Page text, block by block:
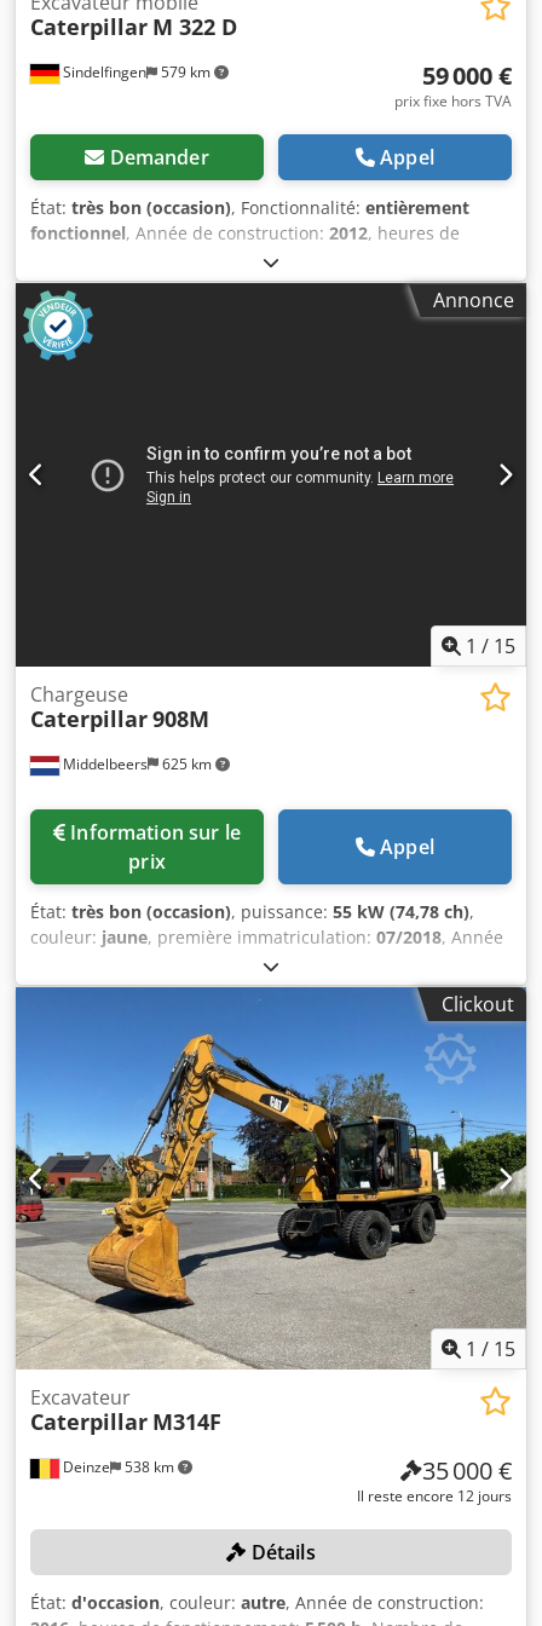
Sindelfingen 579 km
Caterpillar M 322 D
59 000 €
prix fixe hors TVA
Demander Appel
État: très bon (occasion), Fonctionnalité: entièrement
fonctionnel, Année de construction: 2012, heures de
, * 13 300 heures * Support
combiné (lame et stabilisateur) * Flèche réglable * Attache
rapide Lehnhoff HS 10 Chjdpfxewmbtfs Aiioa * Poids en
ordre de marche : 22 000 kg * Excellent état
Annonce
1 / 15
Middelbeers 625 km
Chargeuse
Caterpillar908M
prix
Appel
État: très bon (occasion), puissance: 55 kW (74,78 ch),
couleur: jaune, première immatriculation: 07/2018, Année
, heures de fonctionnement:
Équipement:cabine, ordinateur de bord, Année du
modèle : 2018 Nombre de cylindres : 3 Chodpfxey A Tn He
Aiiea Poids à vide : 6 460 kg Nombre de soupapes : 3
Marquage CE : oui État technique : très bon État visuel :
très bon Prix : Sur demande Numéro de série :
CAT0908MAH8803391 = Autres options et équipements = -
3ᵉ distributeur - Cabine fermée - Graissage centralisé
Clickout
1 / 15
Deinze 538 km
Excavateur
Caterpillar M314F
35 000 €
Il reste encore 12 jours
Détails
État: d'occasion, couleur: autre, Année de construction: